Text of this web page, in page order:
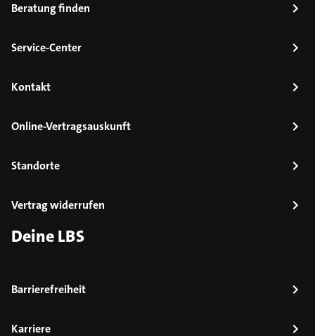
Beratung finden
Service-Center
Kontakt
Online-Vertragsauskunft
Standorte
Vertrag widerrufen
Deine LBS
Barrierefreiheit
Karriere